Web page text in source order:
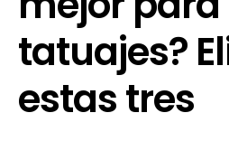
tatuajes?
estas tres